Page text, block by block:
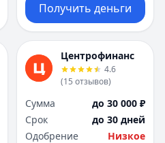
Пермь
Р
Ростов-на-Дону
Рязань
С
Самара
Санкт-Петербург
Саратов
Пермь
Р
Ростов-на-Дону
Рязань
С
Самара
Санкт-Петербург
Саратов
Получить деньги
Центрофинанс
4.6
(15 отзывов)
Сумма
до 30 000 ₽
Срок
до 30 дней
Одобрение
Низкое